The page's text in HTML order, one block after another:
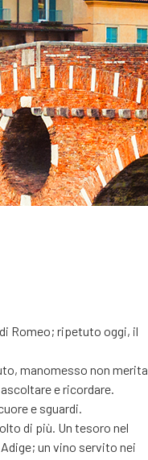
Romeo; ripetuto oggi, il
manomesso non merita
e ricordare.
e sguardi.
di più. Un tesoro nel
un vino servito nei